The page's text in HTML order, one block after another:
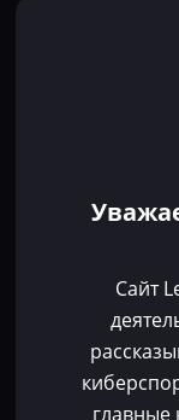
Фрибеты
Без депозита
Контакты
Пользовательское
Сайт
главные